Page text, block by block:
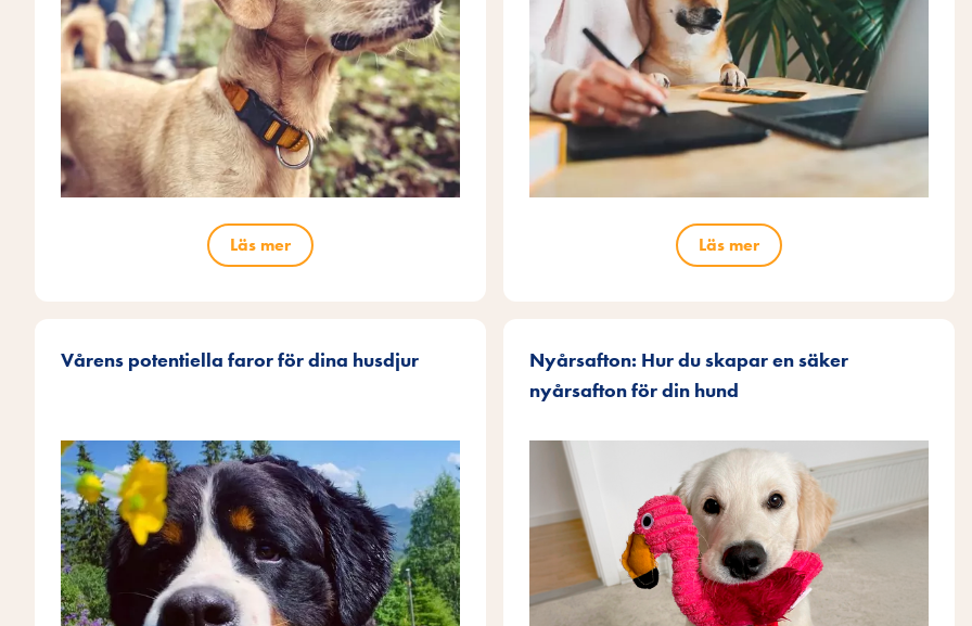
Läs mer Läs mer
Vårens potentiella faror för dina husdjur
Nyårsafton: Hur du skapar en säker
nyårsafton för din hund